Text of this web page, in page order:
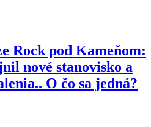
Rock pod Kameňom:
nové stanovisko a
O čo sa jedná?